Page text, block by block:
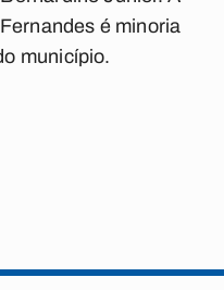
é minoria
município.